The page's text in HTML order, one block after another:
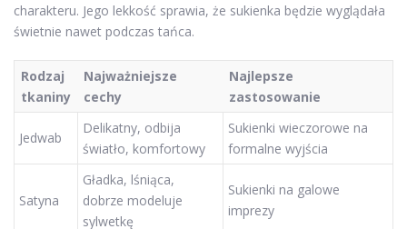
charakteru. Jego lekkość sprawia, że sukienka będzie wyglądała
świetnie nawet podczas tańca.
Rodzaj
tkaniny
Najważniejsze
cechy
Najlepsze
zastosowanie
Jedwab
Delikatny, odbija
światło, komfortowy
Sukienki wieczorowe na
formalne wyjścia
Satyna
Gładka, lśniąca,
dobrze modeluje
sylwetkę
Sukienki na galowe
imprezy